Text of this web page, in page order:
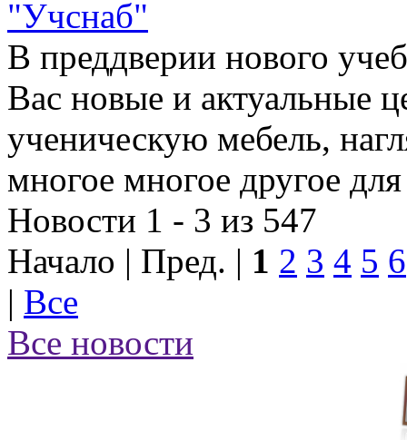
"Учснаб"
В преддверии нового
Вас новые и актуальные
ученическую мебель,
многое многое другое
Новости 1 - 3 из 547
Начало | Пред. | 1 2 3 4 5 6
| Все
Все новости